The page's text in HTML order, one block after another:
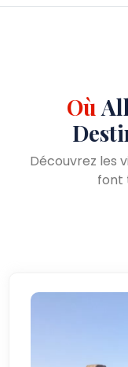
Où
Découvrez les
font